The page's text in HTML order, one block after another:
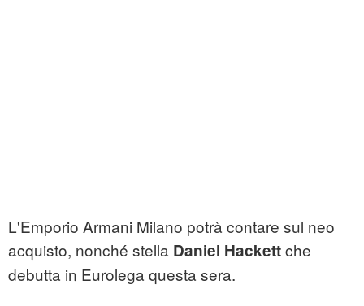
L'Emporio Armani Milano potrà contare sul neo
acquisto, nonché stella Daniel Hackettche
debutta in Eurolega questa sera.